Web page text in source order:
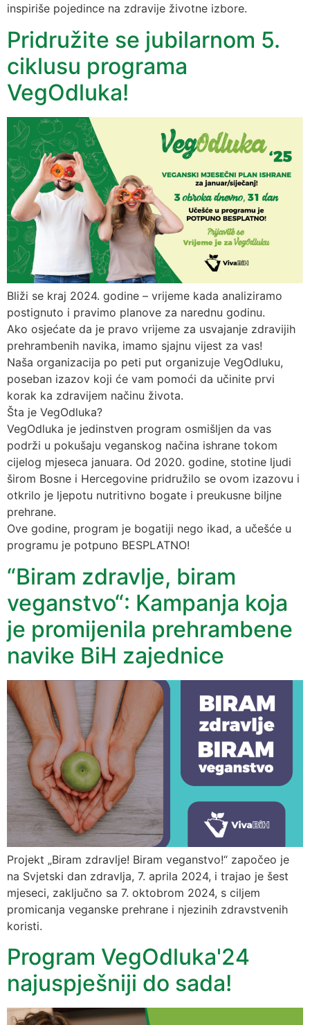
inspiriše pojedince na zdravije životne izbore.
Pridružite se jubilarnom 5.
ciklusu programa
VegOdluka!
Bliži se kraj 2024. godine – vrijeme kada analiziramo
postignuto i pravimo planove za narednu godinu.
Ako osjećate da je pravo vrijeme za usvajanje zdravijih
prehrambenih navika, imamo sjajnu vijest za vas!
Naša organizacija po peti put organizuje VegOdluku,
poseban izazov koji će vam pomoći da učinite prvi
korak ka zdravijem načinu života.
Šta je VegOdluka?
VegOdluka je jedinstven program osmišljen da vas
podrži u pokušaju veganskog načina ishrane tokom
cijelog mjeseca januara. Od 2020. godine, stotine ljudi
širom Bosne i Hercegovine pridružilo se ovom izazovu i
otkrilo je ljepotu nutritivno bogate i preukusne biljne
prehrane.
Ove godine, program je bogatiji nego ikad, a učešće u
programu je potpuno BESPLATNO!
“Biram zdravlje, biram
veganstvo“: Kampanja koja
je promijenila prehrambene
navike BiH zajednice
Projekt „Biram zdravlje! Biram veganstvo!“ započeo je
na Svjetski dan zdravlja, 7. aprila 2024, i trajao je šest
mjeseci, zaključno sa 7. oktobrom 2024, s ciljem
promicanja veganske prehrane i njezinih zdravstvenih
koristi.
Program VegOdluka'24
najuspješniji do sada!